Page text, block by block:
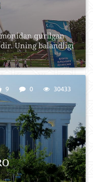
qurilgan
Uning balandligi
9 0 30433